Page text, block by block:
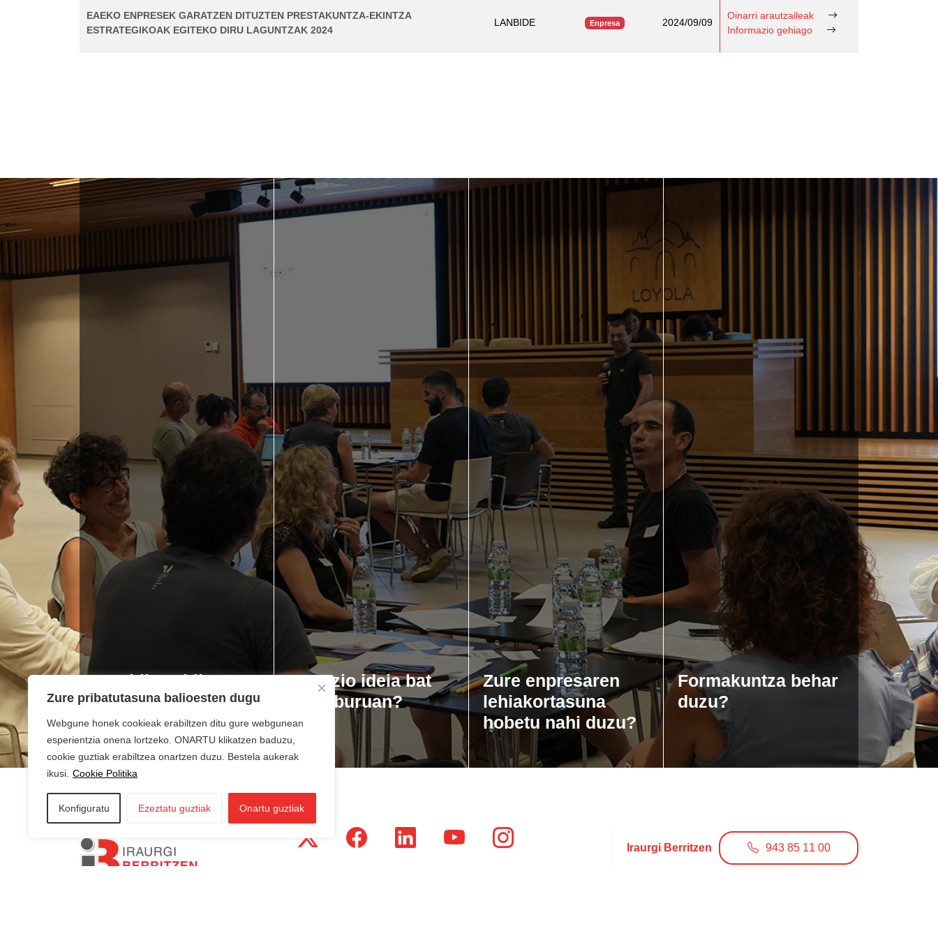
Zure pribatutasuna balioesten dugu
Webgune honek cookieak erabiltzen ditu gure webgunean
esperientzia onena lortzeko. ONARTU klikatzen baduzu,
cookie guztiak erabiltzea onartzen duzu. Bestela aukerak
ikusi. Cookie Politika
Konfiguratu Ezeztatu guztiak Onartu guztiak
EAEKO ENPRESEK GARATZEN DITUZTEN PRESTAKUNTZA-EKINTZA
ESTRATEGIKOAK EGITEKO DIRU LAGUNTZAK 2024
LANBIDE Enpresa 2024/09/09
Oinarri arautzaileak
Informazio gehiago
Lan bila zabiltza?
Negozio ideia bat
duzu buruan?
Zure enpresaren
lehiakortasuna
hobetu nahi duzu?
Formakuntza behar
duzu?
Iraurgi Berritzen 943 85 11 00